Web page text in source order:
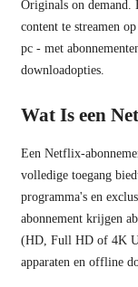
Originals on demand.
content te streamen
pc - met
downloadopties.
Wat Is een
Een Netflix-
volledige toegang
programma's en
abonnement krijgen
(HD, Full HD of 4K
apparaten en offline